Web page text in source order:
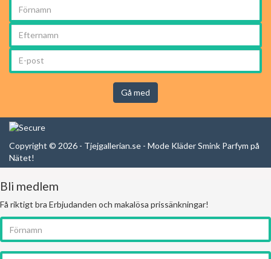
Gå med
Copyright © 2026 - Tjejgallerian.se - Mode Kläder Smink Parfym på
Nätet!
Bli medlem
Få riktigt bra Erbjudanden och makalösa prissänkningar!